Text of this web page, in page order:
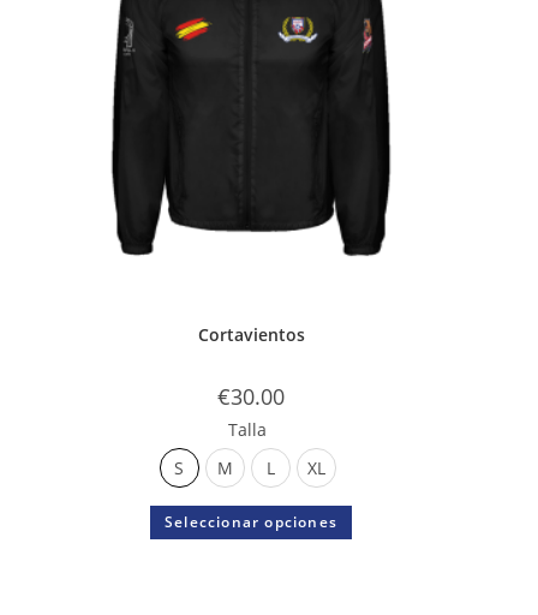
Cortavientos
€30.00
Talla
S
M L XL
Seleccionar opciones